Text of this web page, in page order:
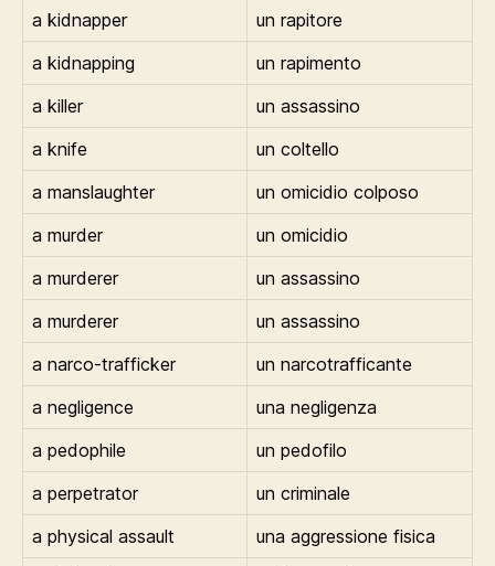
a kidnapper
un rapitore
a kidnapping
un rapimento
a killer
un assassino
a knife
un coltello
a manslaughter
un omicidio colposo
a murder
un omicidio
a murderer
un assassino
a murderer
un assassino
a narco-trafficker
un narcotrafficante
a negligence
una negligenza
a pedophile
un pedofilo
a perpetrator
un criminale
a physical assault
una aggressione fisica